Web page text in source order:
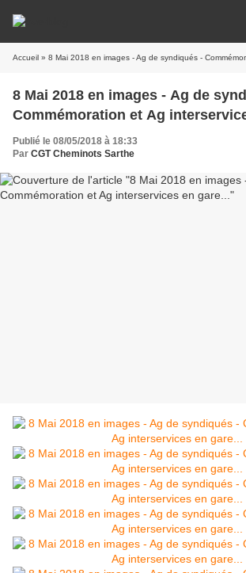
Accueil » 8 Mai 2018 en images - Ag de syndiqués - Commémoration
8 Mai 2018 en images - Ag de
Commémoration et Ag
Publié le 08/05/2018 à 18:33
Par CGT Cheminots Sarthe